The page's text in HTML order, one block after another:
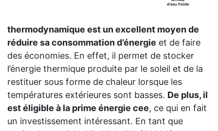
thermodynamique est un excellent moyen de
réduire sa consommation d’énergie et de faire
des économies. En effet, il permet de stocker
l’énergie thermique produite par le soleil et de la
restituer sous forme de chaleur lorsque les
températures extérieures sont basses. De plus, il
est éligible à la prime énergie cee, ce qui en fait
un investissement intéressant. En tant que